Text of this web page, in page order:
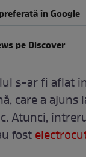
în Google
pe Discover
s-ar fi aflat
care a ajuns
Atunci,
fost